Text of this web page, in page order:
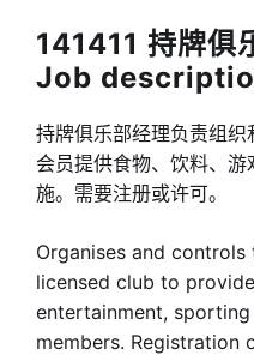
141411 持牌俱
Job
持牌俱乐部经理负责组
会员提供食物、饮料、
施。需要注册或许可。
Organises and
licensed club to
entertainment,
members. Registration